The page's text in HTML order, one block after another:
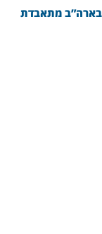
מתאבדת